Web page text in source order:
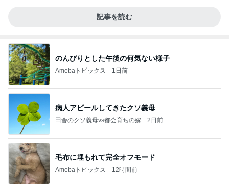
記事を読む
のんびりとした午後の何気ない様子
Amebaトピックス 1日前
病人アピールしてきたクソ義母
田舎のクソ義母vs都会育ちの嫁 2日前
毛布に埋もれて完全オフモード
Amebaトピックス 12時間前